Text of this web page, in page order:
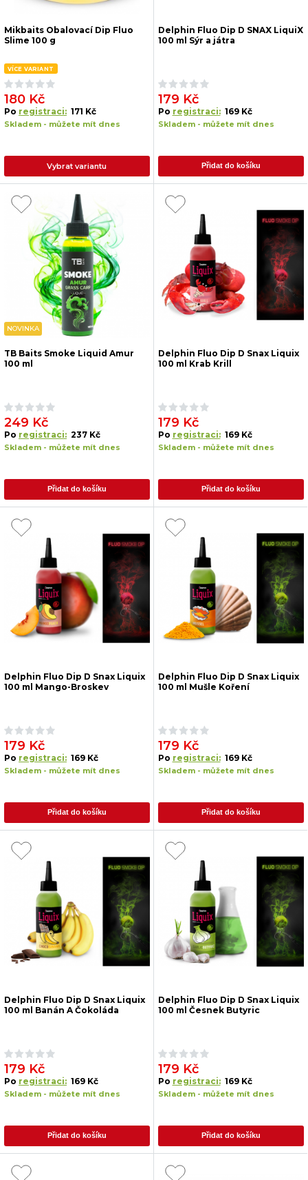
Mikbaits Obalovací Dip Fluo
Slime 100 g
VÍCE VARIANT
180 Kč
Po registraci: 171 Kč
Skladem - můžete mít dnes
Vybrat variantu
Delphin Fluo Dip D SNAX LiquiX
100 ml Sýr a játra
179 Kč
Po registraci: 169 Kč
Skladem - můžete mít dnes
Přidat do košíku
NOVINKA
TB Baits Smoke Liquid Amur
100 ml
249 Kč
Po registraci: 237 Kč
Skladem - můžete mít dnes
Přidat do košíku
Delphin Fluo Dip D Snax Liquix
100 ml Krab Krill
179 Kč
Po registraci: 169 Kč
Skladem - můžete mít dnes
Přidat do košíku
Delphin Fluo Dip D Snax Liquix
100 ml Mango-Broskev
179 Kč
Po registraci: 169 Kč
Skladem - můžete mít dnes
Přidat do košíku
Delphin Fluo Dip D Snax Liquix
100 ml Mušle Koření
179 Kč
Po registraci: 169 Kč
Skladem - můžete mít dnes
Přidat do košíku
Delphin Fluo Dip D Snax Liquix
100 ml Banán A Čokoláda
179 Kč
Po registraci: 169 Kč
Skladem - můžete mít dnes
Přidat do košíku
Delphin Fluo Dip D Snax Liquix
100 ml Česnek Butyric
179 Kč
Po registraci: 169 Kč
Skladem - můžete mít dnes
Přidat do košíku